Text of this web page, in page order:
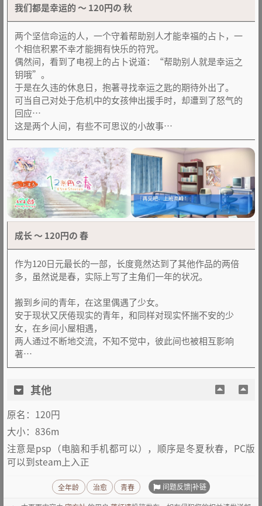
我们都是幸运的 ～ 120円の 秋
两个坚信命运的人，一个守着帮助别人才能幸福的占卜，一
个相信积累不幸才能拥有快乐的符咒。
偶然间，看到了电视上的占卜说道：“帮助别人就是幸运之
钥哦”。
于是在久违的休息日，抱著寻找幸运之匙的期待外出了。
可当自己对处于危机中的女孩伸出援手时，却遭到了怒气的
回应…
这是两个人间，有些不可思议的小故事…
成长 ～ 120円の 春
作为120日元最长的一部，长度竟然达到了其他作品的两倍
多，虽然说是春，实际上写了主角们一年的状况。
搬到乡间的青年，在这里偶遇了少女。
安于现状又厌倦现实的青年，和同样对现实怀揣不安的少
女，在乡间小屋相遇，
两人通过不断地交流，不知不觉中，彼此间也被相互影响
著…
其他
原名：120円
大小：836m
注意是psp（电脑和手机都可以），顺序是冬夏秋春，PC版
可以到steam上入正
全年龄 治愈 青春 问题反馈|补链